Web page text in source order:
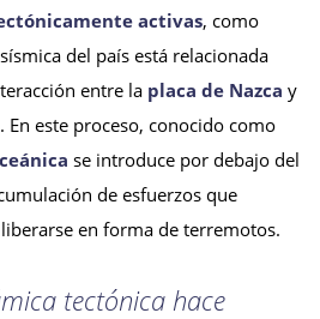
activas, como
del país está relacionada
entre la placa de Nazca y
. En este proceso, conocido como
se introduce por debajo del
de esfuerzos que
en forma de terremotos.
tectónica hace